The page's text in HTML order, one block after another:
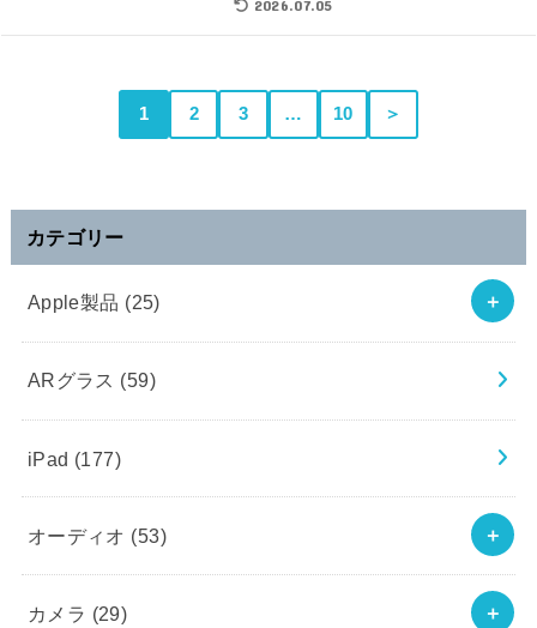
2026.07.05
1 2 3 … 10 ＞
カテゴリー
Apple製品 (25)
ARグラス (59)
iPad (177)
オーディオ (53)
カメラ (29)